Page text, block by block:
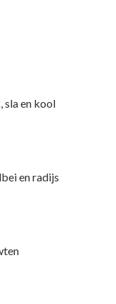
sla en kool
en radijs